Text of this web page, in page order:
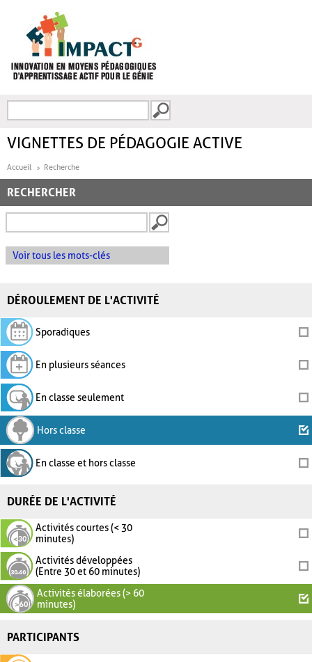
FORMULAIRE DE
VIGNETTES DE PÉDAGOGIE ACTIVE
Accueil Recherche
RECHERCHER
Voir tous les mots-clés
DÉROULEMENT DE L'ACTIVITÉ
Sporadiques
En plusieurs séances
En classe seulement
Hors classe
En classe et hors classe
DURÉE DE L'ACTIVITÉ
Activités courtes (< 30
minutes)
Activités développées
(Entre 30 et 60 minutes)
Activités élaborées (> 60
minutes)
PARTICIPANTS